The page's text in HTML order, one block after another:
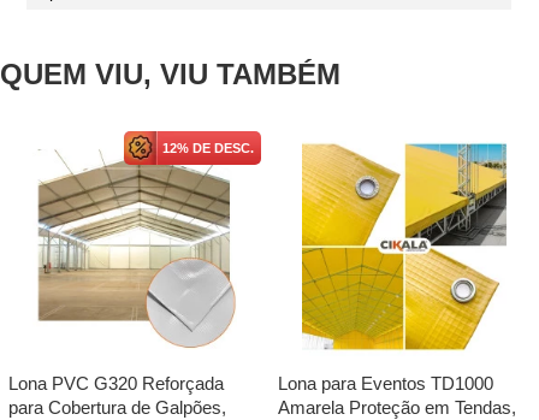
QUEM VIU, VIU TAMBÉM
12% DE DESC.
Lona PVC G320 Reforçada
para Cobertura de Galpões,
Lona para Eventos TD1000
Amarela Proteção em Tendas,